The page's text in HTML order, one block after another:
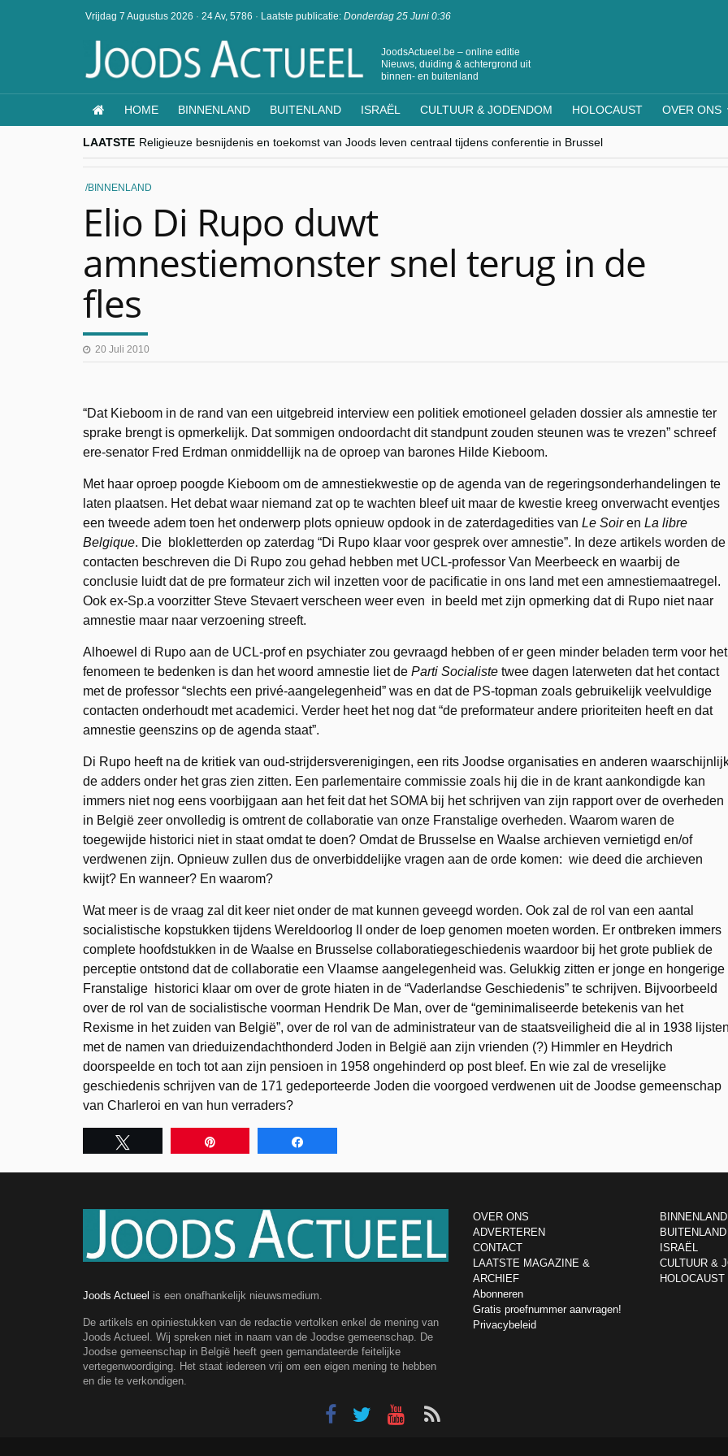
Vrijdag 7 Augustus 2026 · 24 Av, 5786 · Laatste publicatie: Donderdag 25 Juni 0:36
JoodsActueel.be – online editie
Nieuws, duiding & achtergrond uit
binnen- en buitenland
HOME BINNENLAND BUITENLAND ISRAËL CULTUUR & JODENDOM HOLOCAUST OVER ONS
LAATSTE Religieuze besnijdenis en toekomst van Joods leven centraal tijdens conferentie in Brussel
“Besnijdenisdebat toont hoe moeilijk seculiere Westen minderheden begrijpt”, Jinnih Beels (Vooruit)
CITYTRIP | ROEMENIË – Boekarest: de verrassing van Oost-Europa
“Vandaag zit elke Jood in België op de beklaagdenbank”
BINNENLAND
Elio Di Rupo duwt
amnestiemonster snel terug in de
fles
20 Juli 2010
“Dat Kieboom in de rand van een uitgebreid interview een politiek emotioneel geladen dossier als amnestie ter
sprake brengt is opmerkelijk. Dat sommigen ondoordacht dit standpunt zouden steunen was te vrezen” schreef
ere-senator Fred Erdman onmiddellijk na de oproep van barones Hilde Kieboom.
Met haar oproep poogde Kieboom om de amnestiekwestie op de agenda van de regeringsonderhandelingen te
laten plaatsen. Het debat waar niemand zat op te wachten bleef uit maar de kwestie kreeg onverwacht eventjes
een tweede adem toen het onderwerp plots opnieuw opdook in de zaterdagedities van Le Soiren La libre
Belgique. Die blokletterden op zaterdag “Di Rupo klaar voor gesprek over amnestie”. In deze artikels worden de
contacten beschreven die Di Rupo zou gehad hebben met UCL-professor Van Meerbeeck en waarbij de
conclusie luidt dat de pre formateur zich wil inzetten voor de pacificatie in ons land met een amnestiemaatregel.
Ook ex-Sp.a voorzitter Steve Stevaert verscheen weer even in beeld met zijn opmerking dat di Rupo niet naar
amnestie maar naar verzoening streeft.
Alhoewel di Rupo aan de UCL-prof en psychiater zou gevraagd hebben of er geen minder beladen term voor het
fenomeen te bedenken is dan het woord amnestie liet de Parti Socialiste twee dagen laterweten dat het contact
met de professor “slechts een privé-aangelegenheid” was en dat de PS-topman zoals gebruikelijk veelvuldige
contacten onderhoudt met academici. Verder heet het nog dat “de preformateur andere prioriteiten heeft en dat
amnestie geenszins op de agenda staat”.
Di Rupo heeft na de kritiek van oud-strijdersverenigingen, een rits Joodse organisaties en anderen
de adders onder het gras zien zitten. Een parlementaire commissie zoals hij die in de krant aankondigde kan
immers niet nog eens voorbijgaan aan het feit dat het SOMA bij het schrijven van zijn rapport over de overheden
in België zeer onvolledig is omtrent de collaboratie van onze Franstalige overheden. Waarom waren de
toegewijde historici niet in staat omdat te doen? Omdat de Brusselse en Waalse archieven vernietigd en/of
verdwenen zijn. Opnieuw zullen dus de onverbiddelijke vragen aan de orde komen: wie deed die archieven
kwijt? En wanneer? En waarom?
Wat meer is de vraag zal dit keer niet onder de mat kunnen geveegd worden. Ook zal de rol van een aantal
socialistische kopstukken tijdens Wereldoorlog II onder de loep genomen moeten worden. Er ontbreken immers
complete hoofdstukken in de Waalse en Brusselse collaboratiegeschiedenis waardoor bij het grote publiek de
perceptie ontstond dat de collaboratie een Vlaamse aangelegenheid was. Gelukkig zitten er jonge en hongerige
Franstalige historici klaar om over de grote hiaten in de “Vaderlandse Geschiedenis” te schrijven. Bijvoorbeeld
over de rol van de socialistische voorman Hendrik De Man, over de “geminimaliseerde betekenis van het
Rexisme in het zuiden van België”, over de rol van de administrateur van de staatsveiligheid die al in 1938
met de namen van drieduizendachthonderd Joden in België aan zijn vrienden (?) Himmler en Heydrich
doorspeelde en toch tot aan zijn pensioen in 1958 ongehinderd op post bleef. En wie zal de vreselijke
geschiedenis schrijven van de 171 gedeporteerde Joden die voorgoed verdwenen uit de Joodse gemeenschap
van Charleroi en van hun verraders?
Joods Actueel is een onafhankelijk nieuwsmedium.
De artikels en opiniestukken van de redactie vertolken enkel de mening van
Joods Actueel. Wij spreken niet in naam van de Joodse gemeenschap. De
Joodse gemeenschap in België heeft geen gemandateerde feitelijke
vertegenwoordiging. Het staat iedereen vrij om een eigen mening te hebben
en die te verkondigen.
OVER ONS
ADVERTEREN
CONTACT
LAATSTE MAGAZINE &
ARCHIEF
Abonneren
Gratis proefnummer aanvragen!
Privacybeleid
BINNENLAND
BUITENLAND
ISRAËL
CULTUUR &
HOLOCAUST